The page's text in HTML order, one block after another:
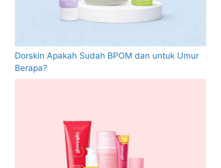
Dorskin Apakah Sudah BPOM dan untuk Umur
Berapa?